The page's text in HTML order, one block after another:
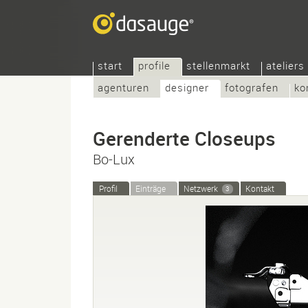
start
profile
agenturen
designer fotografen
stellenmarkt ateliers
Gerenderte Closeups
Bo-Lux
Profil Einträge Netzwerk 3 Kontakt